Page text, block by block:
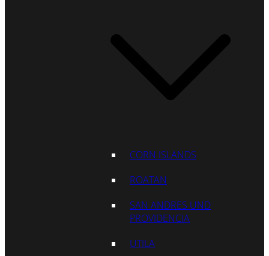
CORN ISLANDS
ROATAN
SAN ANDRES UND
PROVIDENCIA
UTILA